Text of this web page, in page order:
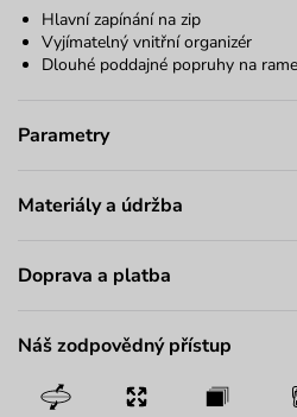
Hlavní zapínání na zip
Vyjímatelný vnitřní organizér
Dlouhé poddajné popruhy na
Parametry
Materiály a údržba
Doprava a platba
Náš zodpovědný přístup